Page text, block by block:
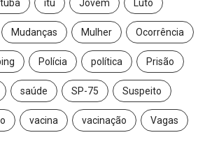
itu Jovem Luto
Mudanças Mulher Ocorrência
Polícia política Prisão
saúde SP-75 Suspeito
vacina vacinação Vagas